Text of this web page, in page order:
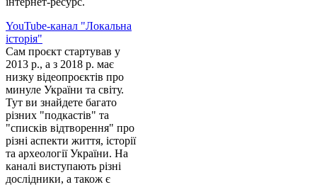
YouTube-канал "Локальна
історія"
Сам проєкт стартував у
2013 р., а з 2018 р. має
низку відеопроєктів про
минуле України та світу.
Тут ви знайдете багато
різних "подкастів" та
"списків відтворення" про
різні аспекти життя, історії
та археології України. На
каналі виступають різні
дослідники, а також є